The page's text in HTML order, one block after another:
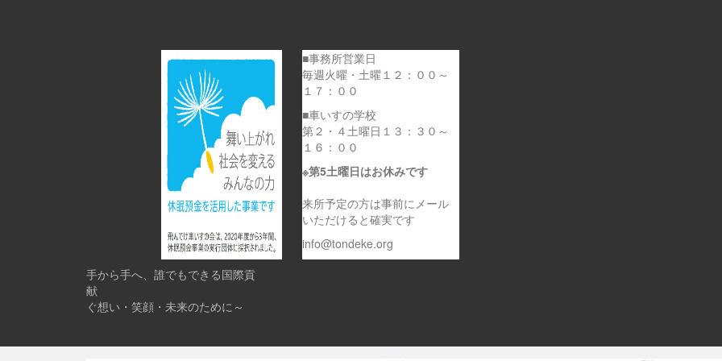
■事務所営業日
毎週火曜・土曜１２：００～
１７：００
■車いすの学校
第２・４土曜日１３：３０～
１６：００
※第5土曜日はお休みです
来所予定の方は事前にメール
いただけると確実です
info@tondeke.org
手から手へ、誰でもできる国際貢
献 ～車いす
ぐ想い・笑顔・未来のために～